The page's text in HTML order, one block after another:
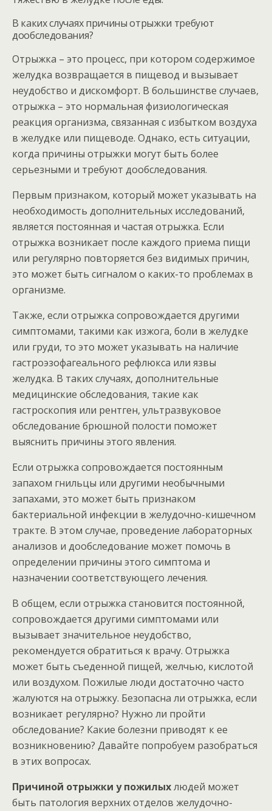
В каких случаях причины отрыжки требуют
дообследования?
Отрыжка – это процесс, при котором содержимое
желудка возвращается в пищевод и вызывает
неудобство и дискомфорт. В большинстве случаев,
отрыжка – это нормальная физиологическая
реакция организма, связанная с избытком воздуха
в желудке или пищеводе. Однако, есть ситуации,
когда причины отрыжки могут быть более
серьезными и требуют дообследования.
Первым признаком, который может указывать на
необходимость дополнительных исследований,
является постоянная и частая отрыжка. Если
отрыжка возникает после каждого приема пищи
или регулярно повторяется без видимых причин,
это может быть сигналом о каких-то проблемах в
организме.
Также, если отрыжка сопровождается другими
симптомами, такими как изжога, боли в желудке
или груди, то это может указывать на наличие
гастроэзофагеального рефлюкса или язвы
желудка. В таких случаях, дополнительные
медицинские обследования, такие как
гастроскопия или рентген, ультразвуковое
обследование брюшной полости поможет
выяснить причины этого явления.
Если отрыжка сопровождается постоянным
запахом гнильцы или другими необычными
запахами, это может быть признаком
бактериальной инфекции в желудочно-кишечном
тракте. В этом случае, проведение лабораторных
анализов и дообследование может помочь в
определении причины этого симптома и
назначении соответствующего лечения.
В общем, если отрыжка становится постоянной,
сопровождается другими симптомами или
вызывает значительное неудобство,
рекомендуется обратиться к врачу. Отрыжка
может быть съеденной пищей, желчью, кислотой
или воздухом. Пожилые люди достаточно часто
жалуются на отрыжку. Безопасна ли отрыжка, если
возникает регулярно? Нужно ли пройти
обследование? Какие болезни приводят к ее
возникновению? Давайте попробуем разобраться
в этих вопросах.
Причиной отрыжки у пожилыхлюдей может
быть патология верхних отделов желудочно-